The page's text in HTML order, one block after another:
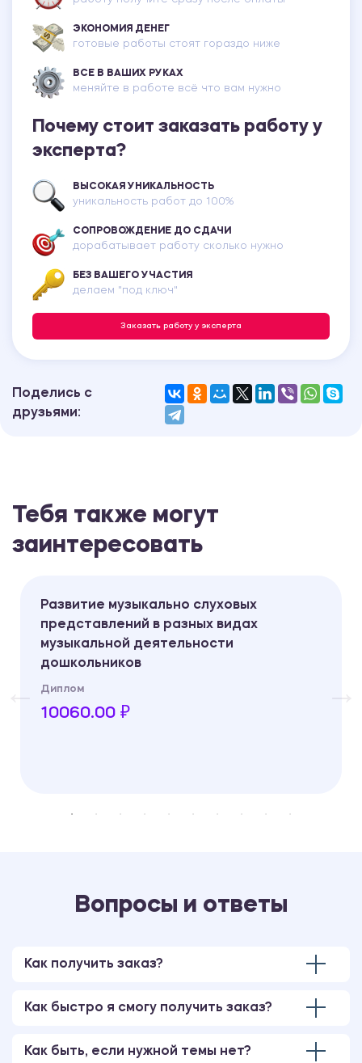
ЭКОНОМИЯ ДЕНЕГ
готовые работы стоят гораздо ниже
ВСЕ В ВАШИХ РУКАХ
меняйте в работе всё что вам нужно
Почему стоит заказать работу у
эксперта?
ВЫСОКАЯ УНИКАЛЬНОСТЬ
уникальность работ до 100%
СОПРОВОЖДЕНИЕ ДО СДАЧИ
дорабатывает работу сколько нужно
БЕЗ ВАШЕГО УЧАСТИЯ
делаем "под ключ"
Заказать работу у эксперта
Поделись с
друзьями:
Тебя также могут
заинтересовать
Развитие музыкально слуховых
представлений в разных видах
музыкальной деятельности
дошкольников
Диплом
10060.00 ₽
Вопросы и ответы
Как получить заказ?
Как быстро я смогу получить заказ?
Как быть, если нужной темы нет?